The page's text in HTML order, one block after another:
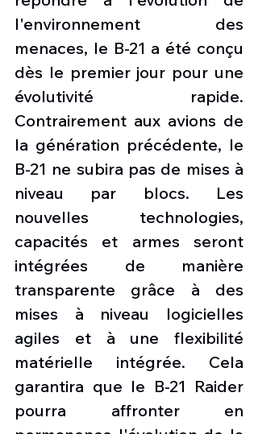
l'environnement des
menaces, le B-21 a été conçu
dès le premier jour pour une
évolutivité rapide.
Contrairement aux avions de
la génération précédente, le
B-21 ne subira pas de mises à
niveau par blocs. Les
nouvelles technologies,
capacités et armes seront
intégrées de manière
transparente grâce à des
mises à niveau logicielles
agiles et à une flexibilité
matérielle intégrée. Cela
garantira que le B-21 Raider
pourra affronter en